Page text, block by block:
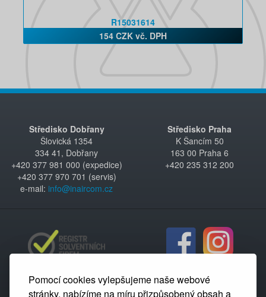
Pomocí cookies vylepšujeme naše webové
stránky, nabízíme na míru přizpůsobený obsah a
R15031614
154 CZK vč. DPH
Středisko Dobřany
Šlovická 1354
334 41, Dobřany
+420 377 981 000 (expedice)
+420 377 970 701 (servis)
e-mail: info@inaircom.cz
Středisko Praha
K Šancím 50
163 00 Praha 6
+420 235 312 200